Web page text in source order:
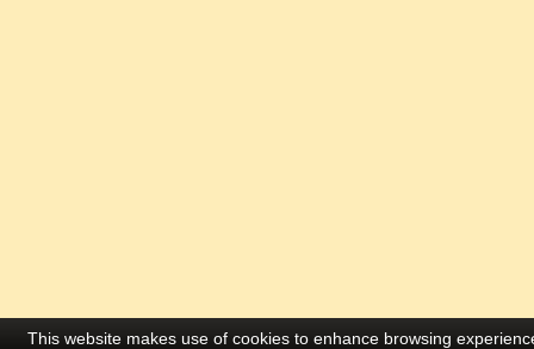
This website makes use of cookies to enhance browsing